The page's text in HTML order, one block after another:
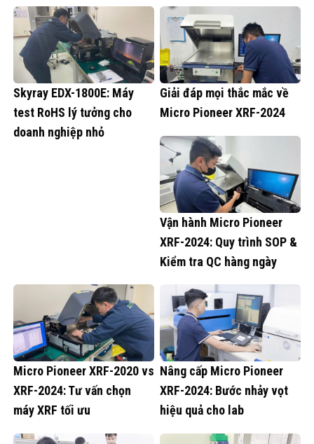
Skyray EDX-1800E: Máy
test RoHS lý tưởng cho
doanh nghiệp nhỏ
Giải đáp mọi thắc mắc về
Micro Pioneer XRF-2024
Vận hành Micro Pioneer
XRF-2024: Quy trình SOP &
Kiểm tra QC hàng ngày
Micro Pioneer XRF-2020 vs
XRF-2024: Tư vấn chọn
máy XRF tối ưu
Nâng cấp Micro Pioneer
XRF-2024: Bước nhảy vọt
hiệu quả cho lab